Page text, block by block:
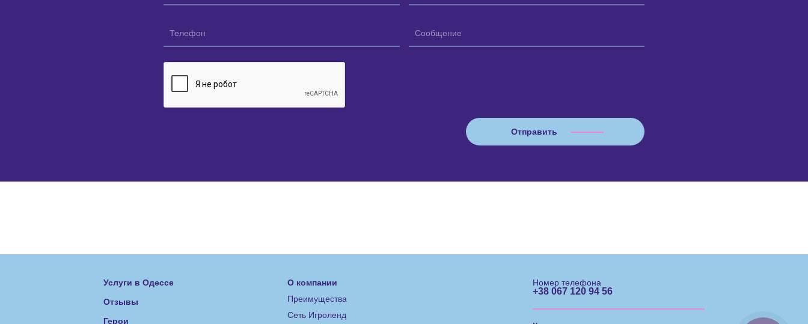
Услуги в Одессе
Отзывы
Герои
О компании
Преимущества
Сеть Игроленд
Номер телефона
+38 067 120 94 56